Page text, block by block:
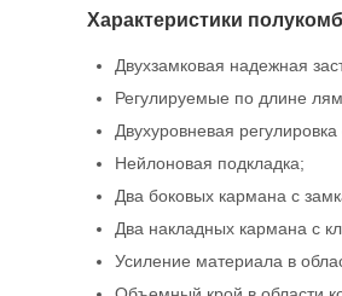
Характеристики
Двухзамковая надежная
Регулируемые по длине
Двухуровневая
Нейлоновая подкладка;
Два боковых кармана с
Два накладных кармана с
Усиление материала в